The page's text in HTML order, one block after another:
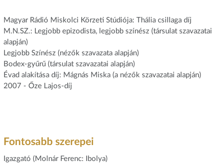
Magyar Rádió Miskolci Körzeti Stúdiója: Thália csillaga díj
M.N.SZ.: Legjobb epizodista, legjobb színész (társulat szavazatai
alapján)
Legjobb Színész (nézők szavazata alapján)
Bodex-gyűrű (társulat szavazatai alapján)
Évad alakítása díj: Mágnás Miska (a nézők szavazatai alapján)
2007 - Őze Lajos-díj
Fontosabb szerepei
Igazgató (Molnár Ferenc: Ibolya)